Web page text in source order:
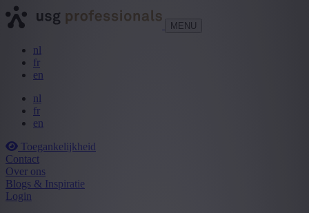
MENU
nl
fr
en
nl
fr
en
Toegankelijkheid
Contact
Over ons
Blogs & Inspiratie
Login